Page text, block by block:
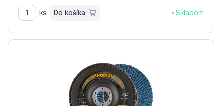
ks Do košíka Skladom